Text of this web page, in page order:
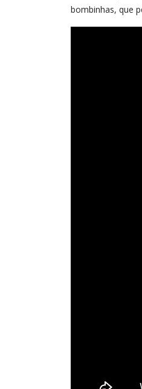
bombinhas, que